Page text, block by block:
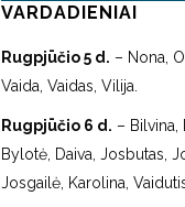
VARDADIENIAI
Rugpjūčio 5 d. – Nona,
Vaida, Vaidas, Vilija.
Rugpjūčio 6 d. – Bilvina,
Bylotė, Daiva, Josbutas,
Josgailė, Karolina,